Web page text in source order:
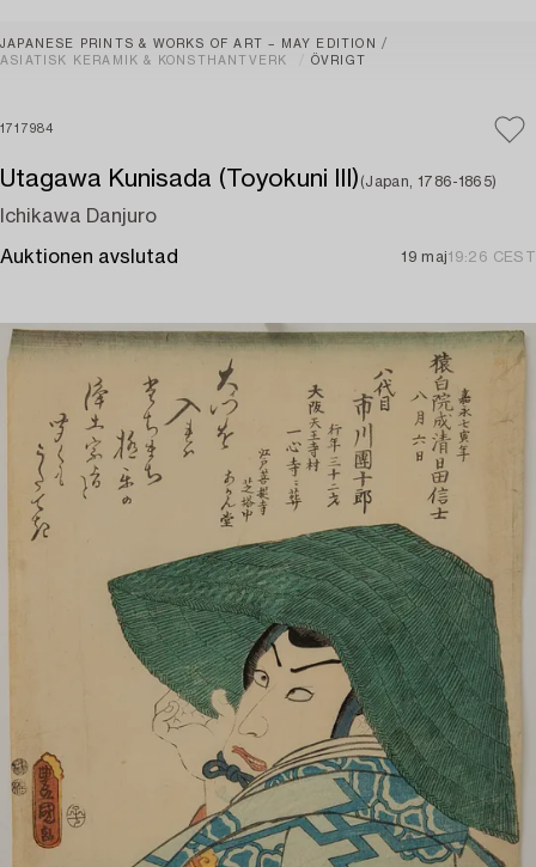
JAPANESE PRINTS & WORKS OF ART – MAY EDITION
ASIATISK KERAMIK & KONSTHANTVERK
ÖVRIGT
1717984
Utagawa Kunisada (Toyokuni III) (Japan, 1786-1865)
Ichikawa Danjuro
Auktionen avslutad 19 maj19:26 CEST